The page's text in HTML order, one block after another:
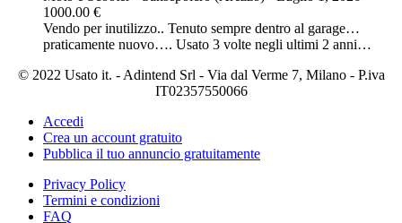
1000.00 €
Vendo per inutilizzo.. Tenuto sempre dentro al garage…
praticamente nuovo…. Usato 3 volte negli ultimi 2 anni…
© 2022 Usato it. - Adintend Srl - Via dal Verme 7, Milano - P.iva
IT02357550066
Accedi
Crea un account gratuito
Pubblica il tuo annuncio gratuitamente
Privacy Policy
Termini e condizioni
FAQ